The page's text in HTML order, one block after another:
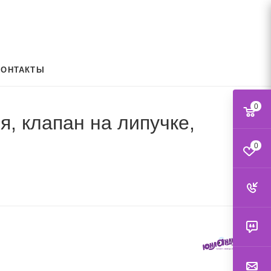
клапан на липучке,
0
0